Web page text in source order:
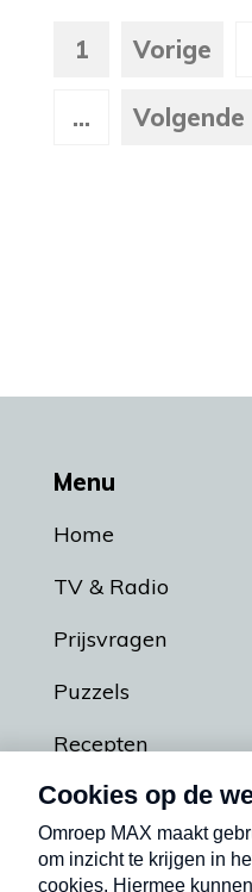
1 Vorige
... Volgende
Menu
Home
TV & Radio
Prijsvragen
Puzzels
Recepten
Podcasts